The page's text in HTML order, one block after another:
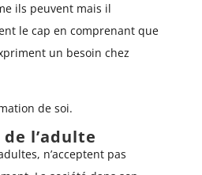
ils peuvent mais il
le cap en comprenant que
un besoin chez
de soi.
de l’adulte
n’acceptent pas